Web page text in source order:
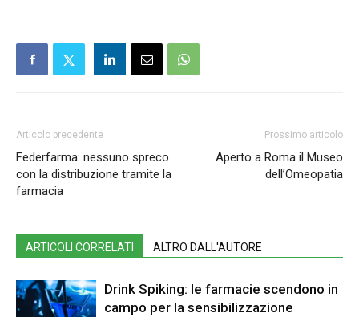
Articolo precedente
Federfarma: nessuno spreco
con la distribuzione tramite la
farmacia
Prossimo articolo
Aperto a Roma il Museo
dell’Omeopatia
ARTICOLI CORRELATI ALTRO DALL'AUTORE
Drink Spiking: le farmacie scendono in
campo per la sensibilizzazione